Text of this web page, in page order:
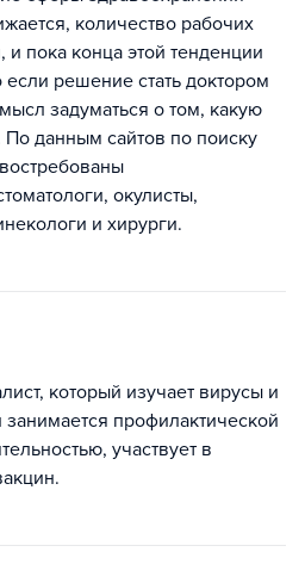
количество рабочих
и пока конца этой тенденции
решение стать доктором
задуматься о том, какую
По данным сайтов по поиску
окулисты,
и хирурги.
который изучает вирусы и
профилактической
участвует в